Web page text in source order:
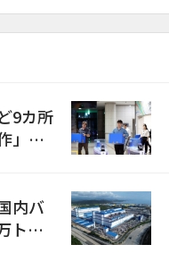
9カ所
」の
内バ
トン